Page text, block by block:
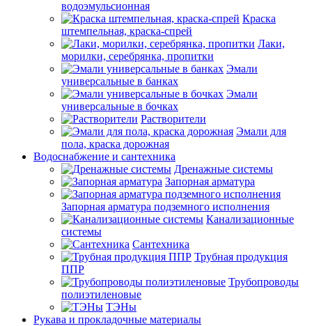
водоэмульсионная
Краска
штемпельная, краска-спрей
Лаки,
морилки, серебрянка, пропитки
Эмали
универсальные в банках
Эмали
универсальные в бочках
Растворители
Эмали для
пола, краска дорожная
Водоснабжение и сантехника
Дренажные системы
Запорная арматура
Запорная арматура подземного исполнения
Канализационные
системы
Сантехника
Трубная продукция
ППР
Трубопроводы
полиэтиленовые
ТЭНы
Рукава и прокладочные материалы